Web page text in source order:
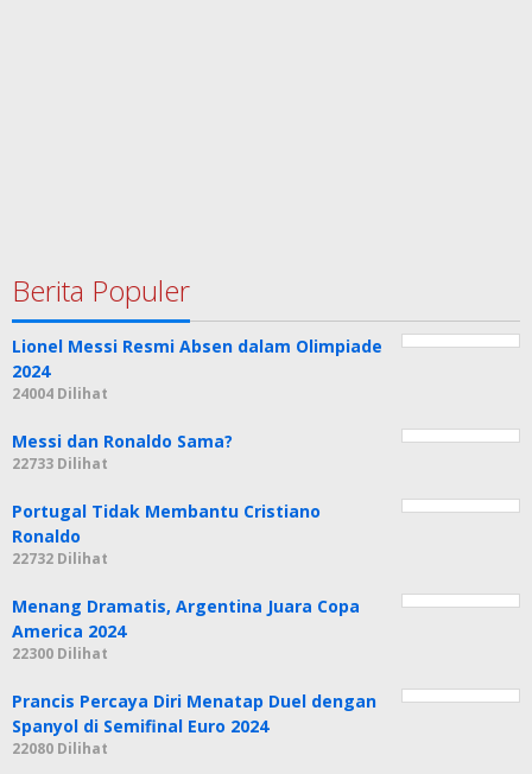
Berita Populer
Lionel Messi Resmi Absen dalam Olimpiade
2024
24004 Dilihat
Messi dan Ronaldo Sama?
22733 Dilihat
Portugal Tidak Membantu Cristiano
Ronaldo
22732 Dilihat
Menang Dramatis, Argentina Juara Copa
America 2024
22300 Dilihat
Prancis Percaya Diri Menatap Duel dengan
Spanyol di Semifinal Euro 2024
22080 Dilihat